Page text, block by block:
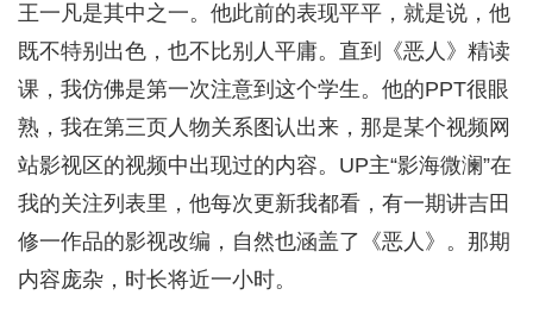
王一凡是其中之一。他此前的表现平平，就是说，他
既不特别出色，也不比别人平庸。直到《恶人》精读
课，我仿佛是第一次注意到这个学生。他的PPT很眼
熟，我在第三页人物关系图认出来，那是某个视频网
站影视区的视频中出现过的内容。UP主“影海微澜”在
我的关注列表里，他每次更新我都看，有一期讲吉田
修一作品的影视改编，自然也涵盖了《恶人》。那期
内容庞杂，时长将近一小时。